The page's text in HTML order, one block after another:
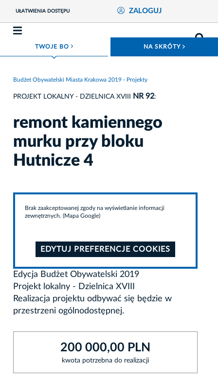
UŁATWIENIA DOSTĘPU ZALOGUJ
TWOJE BO ROZWIŃ MENU NA SKRÓTY
Budżet Obywatelski Miasta Krakowa 2019 - Projekty
PROJEKT LOKALNY - DZIELNICA XVIII NR 92:
remont kamiennego
murku przy bloku
Hutnicze 4
Brak zaakceptowanej zgody na wyświetlanie informacji
zewnętrznych. (Mapa Google)
EDYTUJ PREFERENCJE COOKIES
Edycja Budżet Obywatelski 2019
Projekt lokalny - Dzielnica XVIII
Realizacja projektu odbywać się będzie w
przestrzeni ogólnodostępnej.
200 000,00 PLN
kwota potrzebna do realizacji